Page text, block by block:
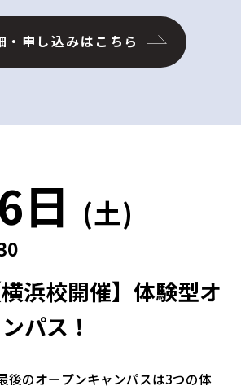
・申し込みはこちら
日 (土)
浜校開催】体験型オ
パス！
後のオープンキャンパスは3つの体